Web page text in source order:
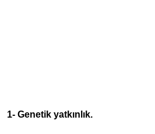
1- Genetik yatkınlık.